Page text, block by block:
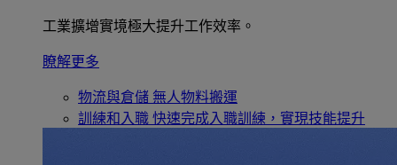
工業擴增實境極大提升工作效率。
瞭解更多
物流與倉儲 無人物料搬運
訓練和入職 快速完成入職訓練，實現技能提升